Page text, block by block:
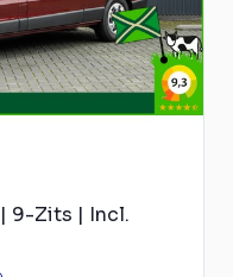
| 9-Zits | Incl.